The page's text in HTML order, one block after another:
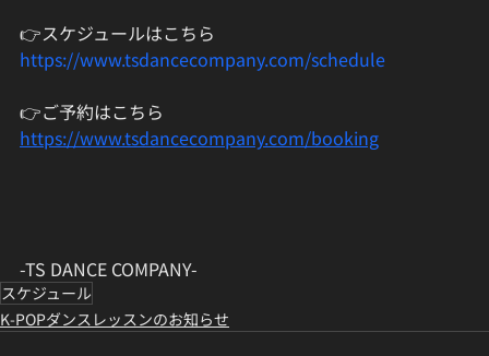
👉スケジュールはこちら
https://www.tsdancecompany.com/schedule
👉ご予約はこちら
https://www.tsdancecompany.com/booking
-TS DANCE COMPANY-
スケジュール
K-POPダンスレッスンのお知らせ